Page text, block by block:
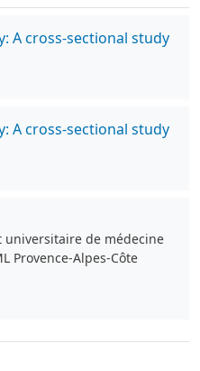
A cross-sectional study
A cross-sectional study
universitaire de médecine
Provence-Alpes-Côte